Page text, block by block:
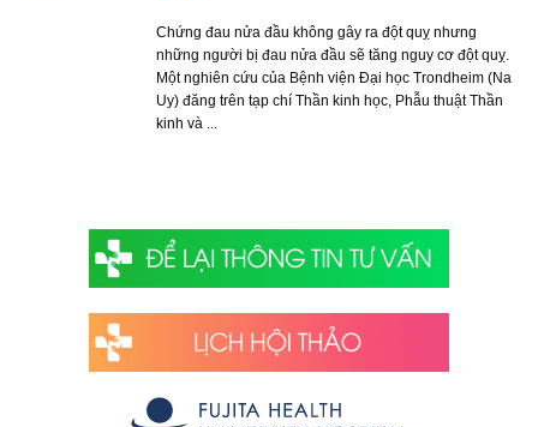
Chứng đau nửa đầu không gây ra đột quỵ nhưng
những người bị đau nửa đầu sẽ tăng nguy cơ đột quỵ.
Một nghiên cứu của Bệnh viện Đại học Trondheim (Na
Uy) đăng trên tạp chí Thần kinh học, Phẫu thuật Thần
kinh và ...